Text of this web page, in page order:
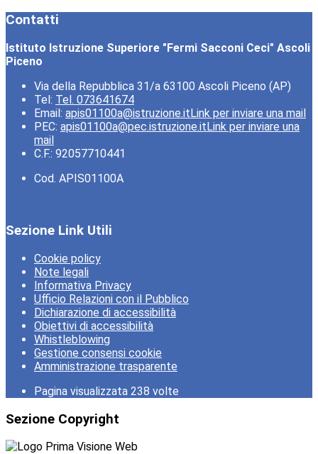
Contatti
Istituto Istruzione Superiore "Fermi Sacconi Ceci" Ascoli
Piceno
Via della Repubblica 31/a 63100 Ascoli Piceno (AP)
Tel: Tel. 073641674
Email: apis01100a@istruzione.itLink per inviare una mail
PEC: apis01100a@pec.istruzione.itLink per inviare una
mail
C.F.: 92057710441
Cod. APIS01100A
Sezione Link Utili
Cookie policy
Note legali
Informativa Privacy
Ufficio Relazioni con il Pubblico
Dichiarazione di accessibilità
Obiettivi di accessibilità
Whistleblowing
Gestione consensi cookie
Amministrazione trasparente
Pagina visualizzata 238 volte
Sezione Copyright